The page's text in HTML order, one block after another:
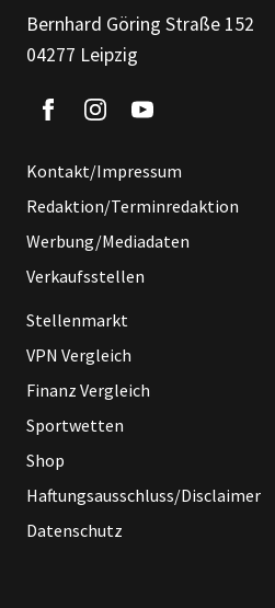
Bernhard Göring Straße 152
04277 Leipzig
Kontakt/Impressum
Redaktion/Terminredaktion
Werbung/Mediadaten
Verkaufsstellen
Stellenmarkt
VPN Vergleich
Finanz Vergleich
Sportwetten
Shop
Haftungsausschluss/Disclaimer
Datenschutz